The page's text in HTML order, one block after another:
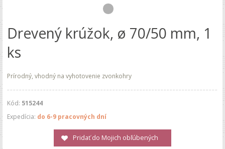
Drevený krúžok, ø 70/50 mm, 1
ks
Prírodný, vhodný na vyhotovenie zvonkohry
Kód: 515244
Expedícia: do 6-9 pracovných dní
Pridať do Mojich obľúbených